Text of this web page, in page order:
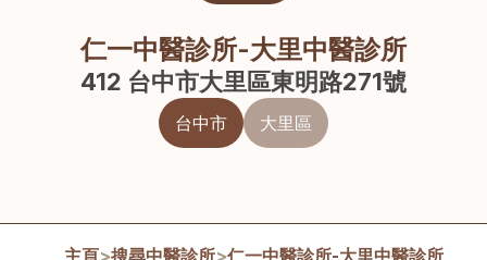
仁一中醫診所-大里中醫診所
412 台中市大里區東明路271號
台中市 大里區
主頁>搜尋中醫診所>仁一中醫診所-大里中醫診所